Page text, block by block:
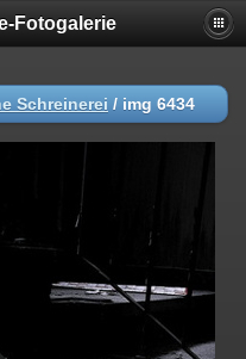
Fotogalerie
Schreinerei / img 6434